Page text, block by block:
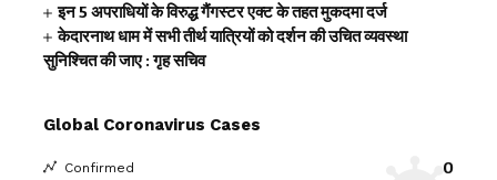
इन 5 अपराधियों के विरुद्ध गैंगस्टर एक्ट के तहत मुकदमा दर्ज
केदारनाथ धाम में सभी तीर्थ यात्रियों को दर्शन की उचित व्यवस्था
सुनिश्चित की जाए : गृह सचिव
Global Coronavirus Cases
Confirmed 0